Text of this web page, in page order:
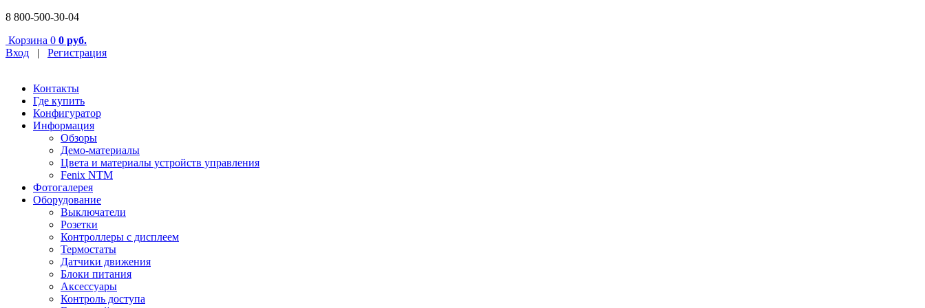
8 800-500-30-04
Корзина 0 0 руб.
Вход | Регистрация
Контакты
Где купить
Конфигуратор
Информация
Обзоры
Демо-материалы
Цвета и материалы устройств управления
Fenix NTM
Фотогалерея
Оборудование
Выключатели
Розетки
Контроллеры с дисплеем
Термостаты
Датчики движения
Блоки питания
Аксессуары
Контроль доступа